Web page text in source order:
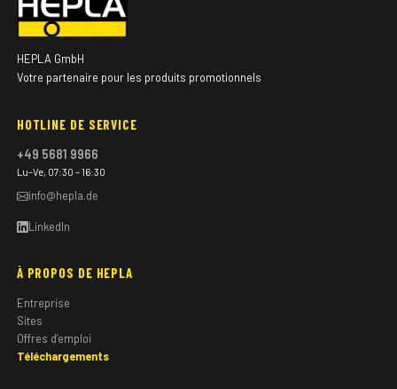
HEPLA GmbH
Votre partenaire pour les produits promotionnels
HOTLINE DE SERVICE
+49 5681 9966
Lu–Ve, 07:30 – 16:30
info@hepla.de
LinkedIn
À PROPOS DE HEPLA
Entreprise
Sites
Offres d’emploi
Téléchargements